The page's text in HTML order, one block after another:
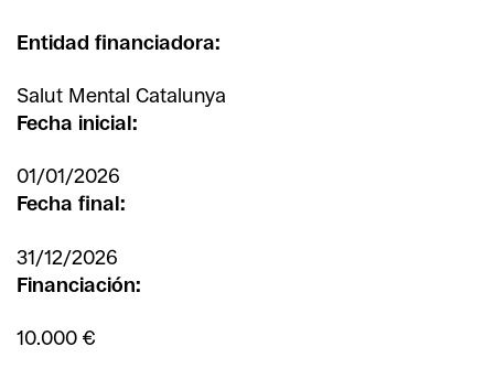
Entidad financiadora:
Salut Mental Catalunya
Fecha inicial:
01/01/2026
Fecha final:
31/12/2026
Financiación:
10.000 €